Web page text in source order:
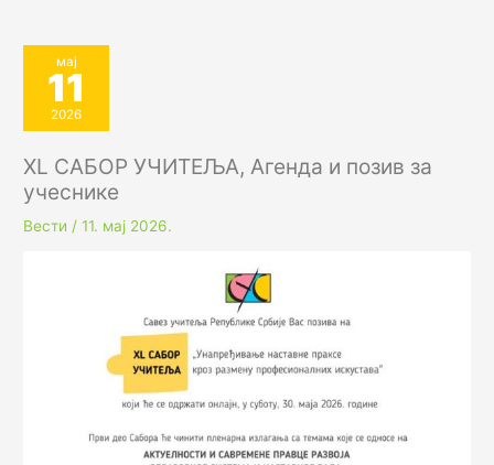
мај
11
2026
XL САБОР УЧИТЕЉА, Агенда и позив за
учеснике
Вести /11. мај 2026.